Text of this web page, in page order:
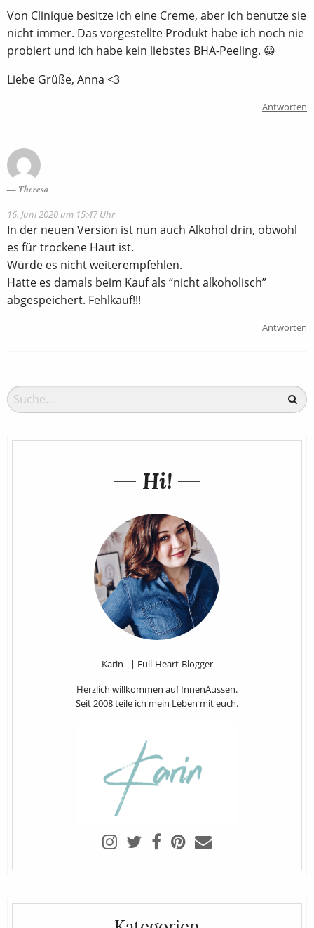
Von Clinique besitze ich eine Creme, aber ich benutze sie
nicht immer. Das vorgestellte Produkt habe ich noch nie
probiert und ich habe kein liebstes BHA-Peeling. 😀
Liebe Grüße, Anna <3
Antworten
Theresa
16. Juni 2020 um 15:47 Uhr
In der neuen Version ist nun auch Alkohol drin, obwohl
es für trockene Haut ist.
Würde es nicht weiterempfehlen.
Hatte es damals beim Kauf als “nicht alkoholisch”
abgespeichert. Fehlkauf!!!
Antworten
Hi!
Karin || Full-Heart-Blogger
Herzlich willkommen auf InnenAussen.
Seit 2008 teile ich mein Leben mit euch.